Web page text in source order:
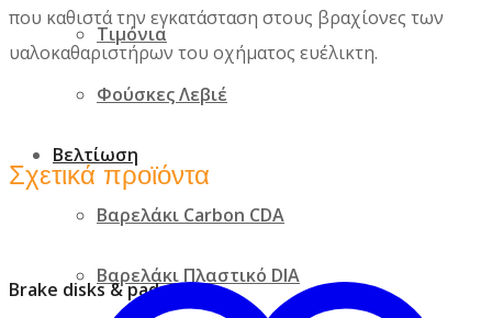
Τιμόνια
Φούσκες Λεβιέ
Βελτίωση
Βαρελάκι Carbon CDA
Βαρελάκι Πλαστικό DIA
Brake disks & pads
που καθιστά την εγκατάσταση στους βραχίονες των
υαλοκαθαριστήρων του οχήματος ευέλικτη.
Σχετικά προϊόντα